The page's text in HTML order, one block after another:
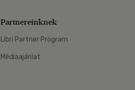
Partnereinknek
Libri Partner Program
Médiaajánlat